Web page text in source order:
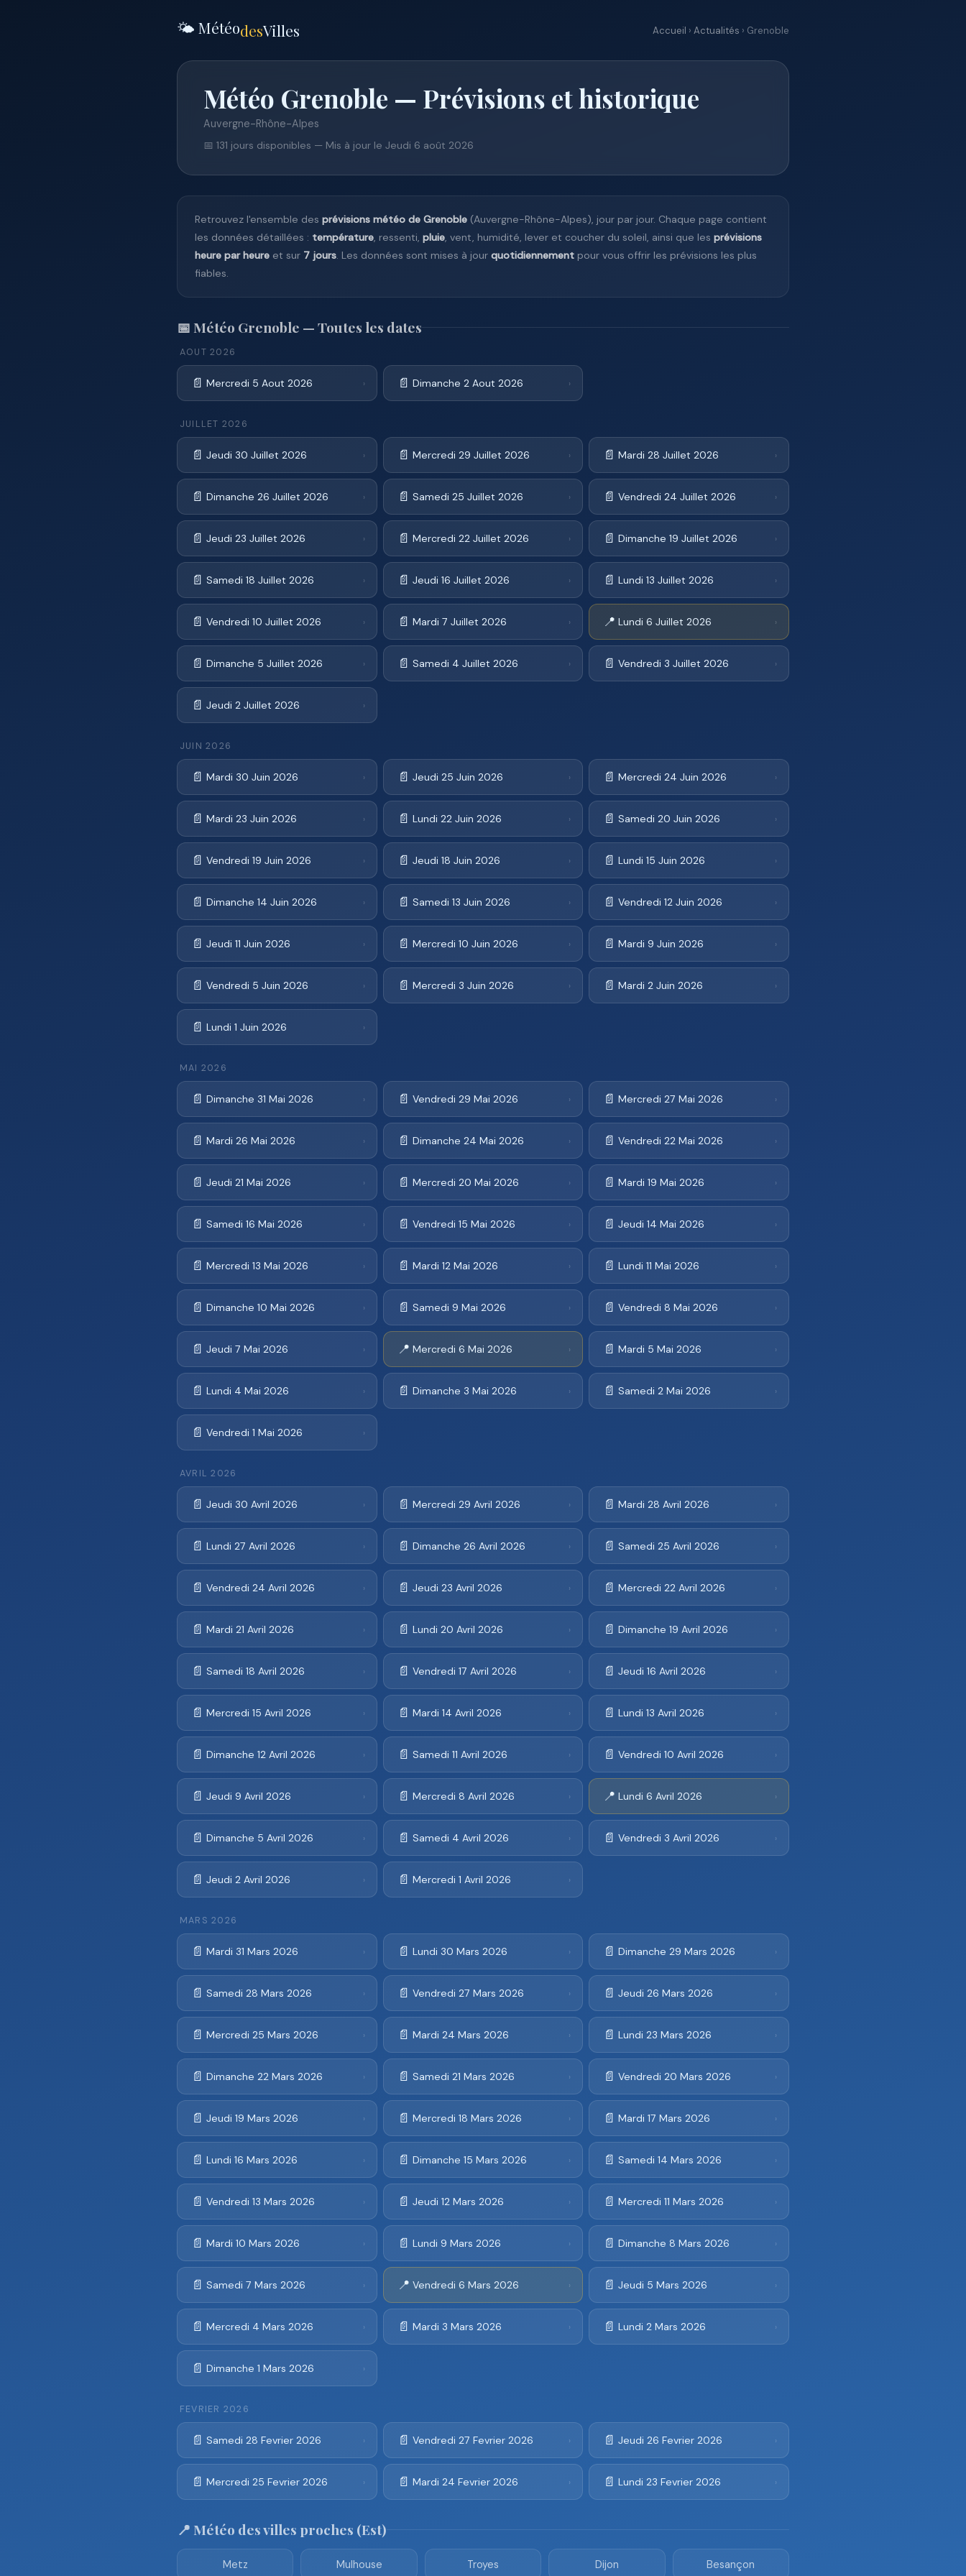
🌤️ MétéodesVilles Accueil › Actualités › Grenoble
Météo Grenoble — Prévisions et historique
Auvergne-Rhône-Alpes
📅 131 jours disponibles — Mis à jour le Jeudi 6 août 2026
Retrouvez l'ensemble des prévisions météo de Grenoble (Auvergne-Rhône-Alpes), jour par jour. Chaque page contient
les données détaillées : température, ressenti, pluie, vent, humidité, lever et coucher du soleil, ainsi que les prévisions
heure par heure et sur 7 jours. Les données sont mises à jour quotidiennement pour vous offrir les prévisions les plus
fiables.
📅 Météo Grenoble — Toutes les dates
AOUT 2026
📄 Mercredi 5 Aout 2026 › 📄 Dimanche 2 Aout 2026 ›
JUILLET 2026
📄 Jeudi 30 Juillet 2026 › 📄 Mercredi 29 Juillet 2026 › 📄 Mardi 28 Juillet 2026 ›
📄 Dimanche 26 Juillet 2026 › 📄 Samedi 25 Juillet 2026 › 📄 Vendredi 24 Juillet 2026 ›
📄 Jeudi 23 Juillet 2026 › 📄 Mercredi 22 Juillet 2026 › 📄 Dimanche 19 Juillet 2026 ›
📄 Samedi 18 Juillet 2026 › 📄 Jeudi 16 Juillet 2026 › 📄 Lundi 13 Juillet 2026 ›
📄 Vendredi 10 Juillet 2026 › 📄 Mardi 7 Juillet 2026 › 📍 Lundi 6 Juillet 2026 ›
📄 Dimanche 5 Juillet 2026 › 📄 Samedi 4 Juillet 2026 › 📄 Vendredi 3 Juillet 2026 ›
📄 Jeudi 2 Juillet 2026 ›
JUIN 2026
📄 Mardi 30 Juin 2026 › 📄 Jeudi 25 Juin 2026 › 📄 Mercredi 24 Juin 2026 ›
📄 Mardi 23 Juin 2026 › 📄 Lundi 22 Juin 2026 › 📄 Samedi 20 Juin 2026 ›
📄 Vendredi 19 Juin 2026 › 📄 Jeudi 18 Juin 2026 › 📄 Lundi 15 Juin 2026 ›
📄 Dimanche 14 Juin 2026 › 📄 Samedi 13 Juin 2026 › 📄 Vendredi 12 Juin 2026 ›
📄 Jeudi 11 Juin 2026 › 📄 Mercredi 10 Juin 2026 › 📄 Mardi 9 Juin 2026 ›
📄 Vendredi 5 Juin 2026 › 📄 Mercredi 3 Juin 2026 › 📄 Mardi 2 Juin 2026 ›
📄 Lundi 1 Juin 2026 ›
MAI 2026
📄 Dimanche 31 Mai 2026 › 📄 Vendredi 29 Mai 2026 › 📄 Mercredi 27 Mai 2026 ›
📄 Mardi 26 Mai 2026 › 📄 Dimanche 24 Mai 2026 › 📄 Vendredi 22 Mai 2026 ›
📄 Jeudi 21 Mai 2026 › 📄 Mercredi 20 Mai 2026 › 📄 Mardi 19 Mai 2026 ›
📄 Samedi 16 Mai 2026 › 📄 Vendredi 15 Mai 2026 › 📄 Jeudi 14 Mai 2026 ›
📄 Mercredi 13 Mai 2026 › 📄 Mardi 12 Mai 2026 › 📄 Lundi 11 Mai 2026 ›
📄 Dimanche 10 Mai 2026 › 📄 Samedi 9 Mai 2026 › 📄 Vendredi 8 Mai 2026 ›
📄 Jeudi 7 Mai 2026 › 📍 Mercredi 6 Mai 2026 › 📄 Mardi 5 Mai 2026 ›
📄 Lundi 4 Mai 2026 › 📄 Dimanche 3 Mai 2026 › 📄 Samedi 2 Mai 2026 ›
📄 Vendredi 1 Mai 2026 ›
AVRIL 2026
📄 Jeudi 30 Avril 2026 › 📄 Mercredi 29 Avril 2026 › 📄 Mardi 28 Avril 2026 ›
📄 Lundi 27 Avril 2026 › 📄 Dimanche 26 Avril 2026 › 📄 Samedi 25 Avril 2026 ›
📄 Vendredi 24 Avril 2026 › 📄 Jeudi 23 Avril 2026 › 📄 Mercredi 22 Avril 2026 ›
📄 Mardi 21 Avril 2026 › 📄 Lundi 20 Avril 2026 › 📄 Dimanche 19 Avril 2026 ›
📄 Samedi 18 Avril 2026 › 📄 Vendredi 17 Avril 2026 › 📄 Jeudi 16 Avril 2026 ›
📄 Mercredi 15 Avril 2026 › 📄 Mardi 14 Avril 2026 › 📄 Lundi 13 Avril 2026 ›
📄 Dimanche 12 Avril 2026 › 📄 Samedi 11 Avril 2026 › 📄 Vendredi 10 Avril 2026 ›
📄 Jeudi 9 Avril 2026 › 📄 Mercredi 8 Avril 2026 › 📍 Lundi 6 Avril 2026 ›
📄 Dimanche 5 Avril 2026 › 📄 Samedi 4 Avril 2026 › 📄 Vendredi 3 Avril 2026 ›
📄 Jeudi 2 Avril 2026 › 📄 Mercredi 1 Avril 2026 ›
MARS 2026
📄 Mardi 31 Mars 2026 › 📄 Lundi 30 Mars 2026 › 📄 Dimanche 29 Mars 2026 ›
📄 Samedi 28 Mars 2026 › 📄 Vendredi 27 Mars 2026 › 📄 Jeudi 26 Mars 2026 ›
📄 Mercredi 25 Mars 2026 › 📄 Mardi 24 Mars 2026 › 📄 Lundi 23 Mars 2026 ›
📄 Dimanche 22 Mars 2026 › 📄 Samedi 21 Mars 2026 › 📄 Vendredi 20 Mars 2026 ›
📄 Jeudi 19 Mars 2026 › 📄 Mercredi 18 Mars 2026 › 📄 Mardi 17 Mars 2026 ›
📄 Lundi 16 Mars 2026 › 📄 Dimanche 15 Mars 2026 › 📄 Samedi 14 Mars 2026 ›
📄 Vendredi 13 Mars 2026 › 📄 Jeudi 12 Mars 2026 › 📄 Mercredi 11 Mars 2026 ›
📄 Mardi 10 Mars 2026 › 📄 Lundi 9 Mars 2026 › 📄 Dimanche 8 Mars 2026 ›
📄 Samedi 7 Mars 2026 › 📍 Vendredi 6 Mars 2026 › 📄 Jeudi 5 Mars 2026 ›
📄 Mercredi 4 Mars 2026 › 📄 Mardi 3 Mars 2026 › 📄 Lundi 2 Mars 2026 ›
📄 Dimanche 1 Mars 2026 ›
FEVRIER 2026
📄 Samedi 28 Fevrier 2026 › 📄 Vendredi 27 Fevrier 2026 › 📄 Jeudi 26 Fevrier 2026 ›
📄 Mercredi 25 Fevrier 2026 › 📄 Mardi 24 Fevrier 2026 › 📄 Lundi 23 Fevrier 2026 ›
📍 Météo des villes proches (Est)
Metz Mulhouse Troyes Dijon Besançon